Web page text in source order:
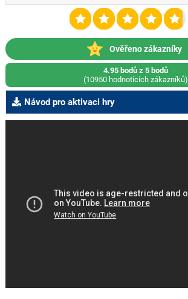
Ověřeno zákazníky
4.95 bodů z 5 bodů
(10950 hodnotících zákazníků)
Návod pro aktivaci hry